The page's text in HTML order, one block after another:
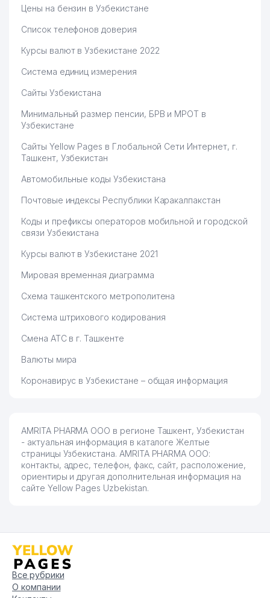
Цены на бензин в Узбекистане
Список телефонов доверия
Курсы валют в Узбекистане 2022
Система единиц измерения
Сайты Узбекистана
Минимальный размер пенсии, БРВ и МРОТ в
Узбекистане
Сайты Yellow Pages в Глобальной Сети Интернет, г.
Ташкент, Узбекистан
Автомобильные коды Узбекистана
Почтовые индексы Республики Каракалпакстан
Коды и префиксы операторов мобильной и городской
связи Узбекистана
Курсы валют в Узбекистане 2021
Мировая временная диаграмма
Схема ташкентского метрополитена
Система штрихового кодирования
Смена АТС в г. Ташкенте
Валюты мира
Коронавирус в Узбекистане – общая информация
AMRITA PHARMA ООО в регионе Ташкент, Узбекистан
- актуальная информация в каталоге Желтые
страницы Узбекистана. AMRITA PHARMA ООО:
контакты, адрес, телефон, факс, сайт, расположение,
ориентиры и другая дополнительная информация на
сайте Yellow Pages Uzbekistan.
Все рубрики
О компании